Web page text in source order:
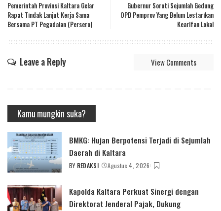
Pemerintah Provinsi Kaltara Gelar
Rapat Tindak Lanjut Kerja Sama
Bersama PT Pegadaian (Persero)
Gubernur Soroti Sejumlah Gedung
OPD Pemprov Yang Belum Lestarikan
Kearifan Lokal
Leave a Reply View Comments
Kamu mungkin suka?
BMKG: Hujan Berpotensi Terjadi di Sejumlah
Daerah di Kaltara
POSTED
BY REDAKSI Agustus 4, 2026
Kapolda Kaltara Perkuat Sinergi dengan
Direktorat Jenderal Pajak, Dukung